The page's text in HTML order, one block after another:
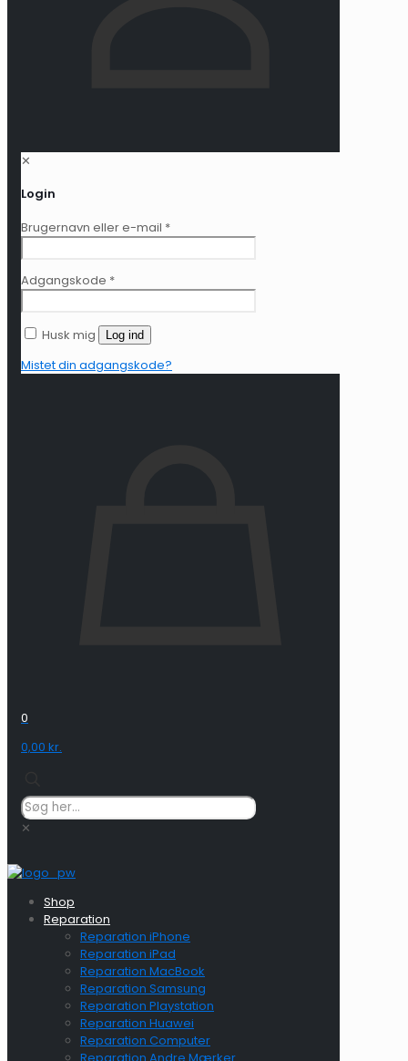
✕
Login
Brugernavn eller e-mail *
Adgangskode *
Husk mig Log ind
Mistet din adgangskode?
0
0,00 kr.
✕
Shop
Reparation
Reparation iPhone
Reparation iPad
Reparation MacBook
Reparation Samsung
Reparation Playstation
Reparation Huawei
Reparation Computer
Reparation Andre Mærker